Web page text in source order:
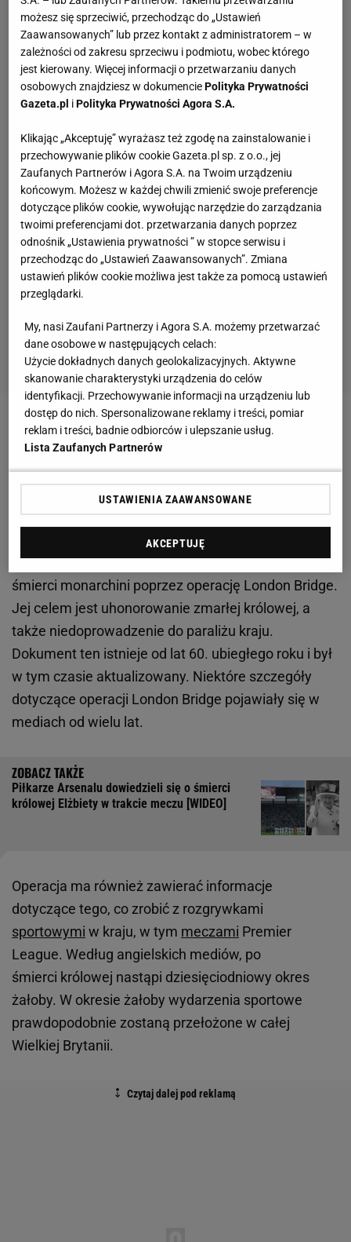
Zobacz wideo
Wielka Brytania w żałobie. Nie żyje królowa
Elżbieta II. Co z Premier League?
Choć śmierć królowej Elżbiety II jest szokiem, to
władze państwowe przygotowały się nawypadek
śmierci monarchini poprzez operację London Bridge.
Jej celem jest uhonorowanie zmarłej królowej, a
także niedoprowadzenie do paraliżu kraju.
Dokument ten istnieje od lat 60. ubiegłego roku i był
w tym czasie aktualizowany. Niektóre szczegóły
dotyczące operacji London Bridge pojawiały się w
mediach od wielu lat.
Piłkarze Arsenalu dowiedzieli się o śmierci
królowej Elżbiety w trakcie meczu [WIDEO]
Operacja ma również zawierać informacje
dotyczące tego, co zrobić z rozgrywkami
sportowymi w kraju, w tym meczami Premier
League. Według angielskich mediów, po
śmierci królowej nastąpi dziesięciodniowy okres
żałoby. W okresie żałoby wydarzenia sportowe
prawdopodobnie zostaną przełożone w całej
Wielkiej Brytanii.
możesz się sprzeciwić, przechodząc do „Ustawień
Zaawansowanych” lub przez kontakt z administratorem – w
zależności od zakresu sprzeciwu i podmiotu, wobec którego
jest kierowany. Więcej informacji o przetwarzaniu danych
osobowych znajdziesz w dokumenciePolityka Prywatności
Gazeta.pl iPolityka Prywatności Agora S.A.
Klikając „Akceptuję” wyrażasz też zgodę na zainstalowanie i
przechowywanie plików cookie Gazeta.pl sp. z o.o., jej
Zaufanych Partnerów i Agora S.A. na Twoim urządzeniu
końcowym. Możesz w każdej chwili zmienić swoje preferencje
dotyczące plików cookie, wywołując narzędzie do zarządzania
twoimi preferencjami dot. przetwarzania danych poprzez
odnośnik „Ustawienia prywatności ” w stopce serwisu i
przechodząc do „Ustawień Zaawansowanych”. Zmiana
ustawień plików cookie możliwa jest także za pomocą ustawień
przeglądarki.
My, nasi Zaufani Partnerzy i Agora S.A. możemy przetwarzać
dane osobowe w następujących celach:
Użycie dokładnych danych geolokalizacyjnych. Aktywne
skanowanie charakterystyki urządzenia do celów
identyfikacji. Przechowywanie informacji na urządzeniu lub
dostęp do nich. Spersonalizowane reklamy i treści, pomiar
reklam i treści, badnie odbiorców i ulepszanie usług.
Lista Zaufanych Partnerów
USTAWIENIA ZAAWANSOWANE
AKCEPTUJĘ